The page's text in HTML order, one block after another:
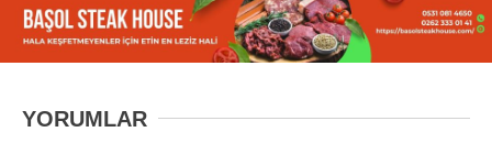
YORUMLAR